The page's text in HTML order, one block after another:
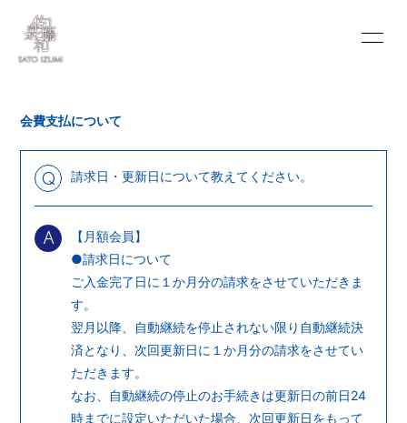
PROFILE
DISCOGRAPHY BLOG
PORTFOLIO
会員登録 ログイン
会費支払について
Q 請求日・更新日について教えてください。
A
【月額会員】
●請求日について
ご入金完了日に１か月分の請求をさせていただきま
す。
翌月以降、自動継続を停止されない限り自動継続決
済となり、次回更新日に１か月分の請求をさせてい
ただきます。
なお、自動継続の停止のお手続きは更新日の前日24
時までに設定いただいた場合、次回更新日をもって